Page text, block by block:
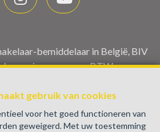
gebruik van cookies
voor het goed functioneren van
geweigerd. Met uw toestemming
bemiddelaar in België, BIV
: BTW
Luxemburgstraat,
2 505 38 50 - info@biv.be) -
-Deontologische code